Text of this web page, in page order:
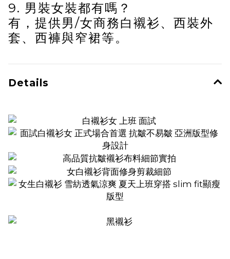
9. 男裝女裝都有嗎？
有，提供男/女商務白襯衫、西裝外
套、西褲與窄裙等。
Details